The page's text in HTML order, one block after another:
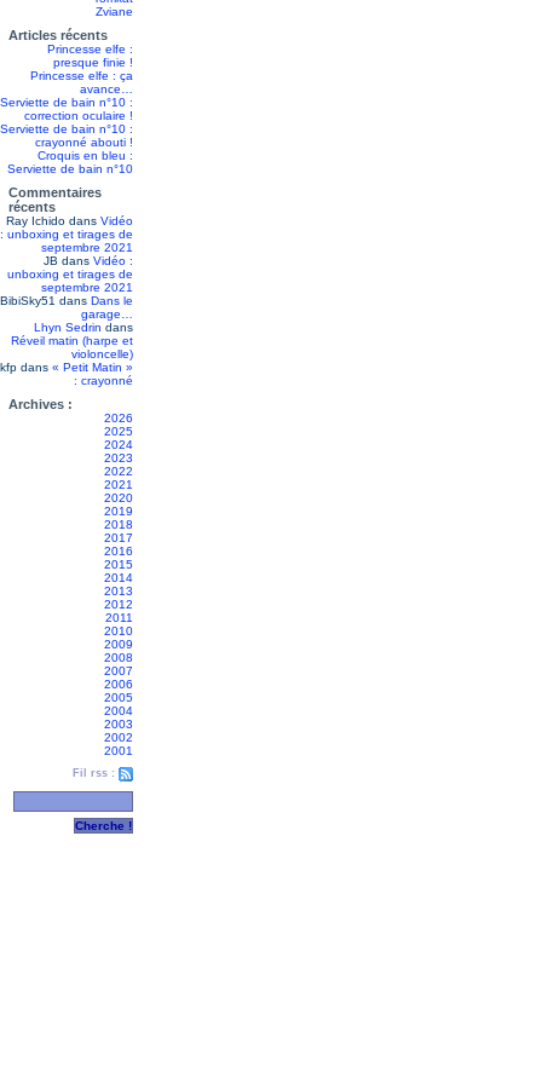
Zviane
Articles récents
Princesse elfe :
presque finie !
Princesse elfe : ça
avance…
Serviette de bain n°10 :
correction oculaire !
Serviette de bain n°10 :
crayonné abouti !
Croquis en bleu :
Serviette de bain n°10
Commentaires
récents
Ray Ichido dans Vidéo
: unboxing et tirages de
septembre 2021
JB dans Vidéo :
unboxing et tirages de
septembre 2021
BibiSky51 dans Dans le
garage…
Lhyn Sedrin dans
Réveil matin (harpe et
violoncelle)
kfp dans « Petit Matin »
: crayonné
Archives :
2026
2025
2024
2023
2022
2021
2020
2019
2018
2017
2016
2015
2014
2013
2012
2011
2010
2009
2008
2007
2006
2005
2004
2003
2002
2001
Fil rss :